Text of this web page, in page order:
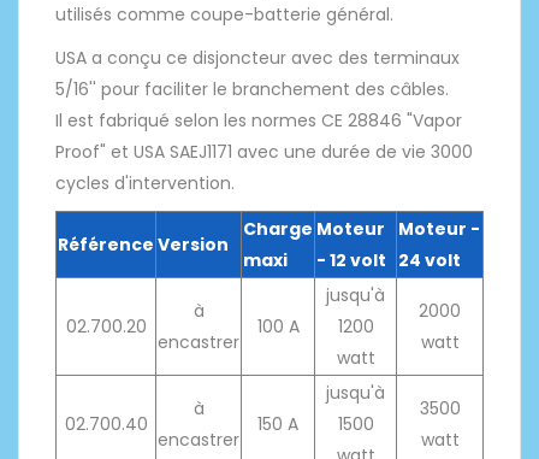
utilisés comme coupe-batterie général.
USA a conçu ce disjoncteur avec des terminaux
5/16'' pour faciliter le branchement des câbles.
Il est fabriqué selon les normes CE 28846 "Vapor
Proof" et USA SAEJ1171 avec une durée de vie 3000
cycles d'intervention.
Référence Version
Charge
maxi
Moteur
- 12 volt
Moteur -
24 volt
02.700.20
à
encastrer
100 A
jusqu'à
1200
watt
2000
watt
02.700.40
à
encastrer
150 A
jusqu'à
1500
3500
watt